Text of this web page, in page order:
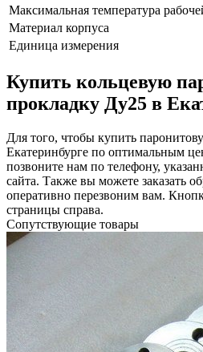
Максимальная температура
Материал корпуса
Единица измерения
Купить кольцевую
прокладку Ду25 в
Для того, чтобы купить
Екатеринбурге по оптимальным
позвоните нам по телефону,
сайта. Также вы можете заказать
оперативно перезвоним вам.
страницы справа.
Сопутствующие товары